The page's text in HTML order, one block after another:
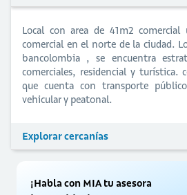
Local con area de 41m2
comercial en el norte de la ciudad.
bancolombia , se encuentra
comerciales, residencial y turística.
que cuenta con transporte
vehicular y peatonal.
Explorar cercanías
¡Habla con MIA tu asesora